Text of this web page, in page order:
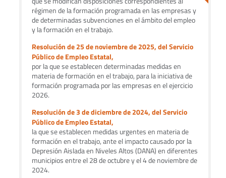
régimen de la formación programada en las empresas y
de determinadas subvenciones en el ámbito del empleo
y la formación en el trabajo.
Resolución de 25 de noviembre de 2025, del Servicio
Público de Empleo Estatal,
por la que se establecen determinadas medidas en
materia de formación en el trabajo, para la iniciativa de
formación programada por las empresas en el ejercicio
2026.
Resolución de 3 de diciembre de 2024, del Servicio
Público de Empleo Estatal,
la que se establecen medidas urgentes en materia de
formación en el trabajo, ante el impacto causado por la
Depresión Aislada en Niveles Altos (DANA) en diferentes
municipios entre el 28 de octubre y el 4 de noviembre de
2024.